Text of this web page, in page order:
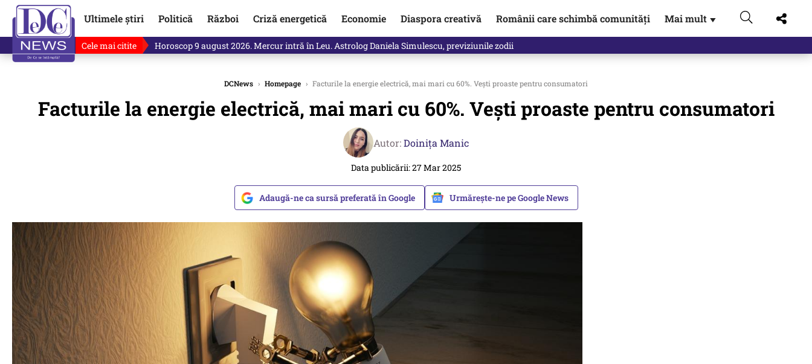
Ultimele știri Politică Război Criză energetică Economie Diaspora creativă Românii care schimbă comunități Mai mult ▼
Cele mai citite RO-ALERT în Tulcea, în miez de noapte, după ce radarele armatei au detectat o nouă dronă la graniță. Miruță,…
DCNews › Homepage › Facturile la energie electrică, mai mari cu 60%. Vești proaste pentru consumatori
Facturile la energie electrică, mai mari cu 60%. Vești proaste pentru consumatori
Autor:Doinița Manic
Data publicării: 27 Mar 2025
Adaugă-ne ca sursă preferată în Google Urmărește-ne pe Google News